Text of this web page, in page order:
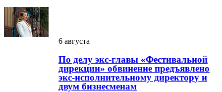
6 августа
По делу экс-главы «Фестивальной
дирекции» обвинение предъявлено
экс-исполнительному директору и
двум бизнесменам